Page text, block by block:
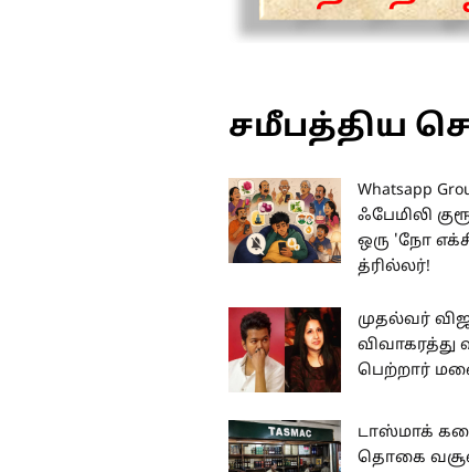
சமீபத்திய
Whatsapp
ஃபேமிலி
ஒரு 'நோ
த்ரில்லர்!
முதல்வர்
பெற்றார்
டாஸ்மாக்
தொகை